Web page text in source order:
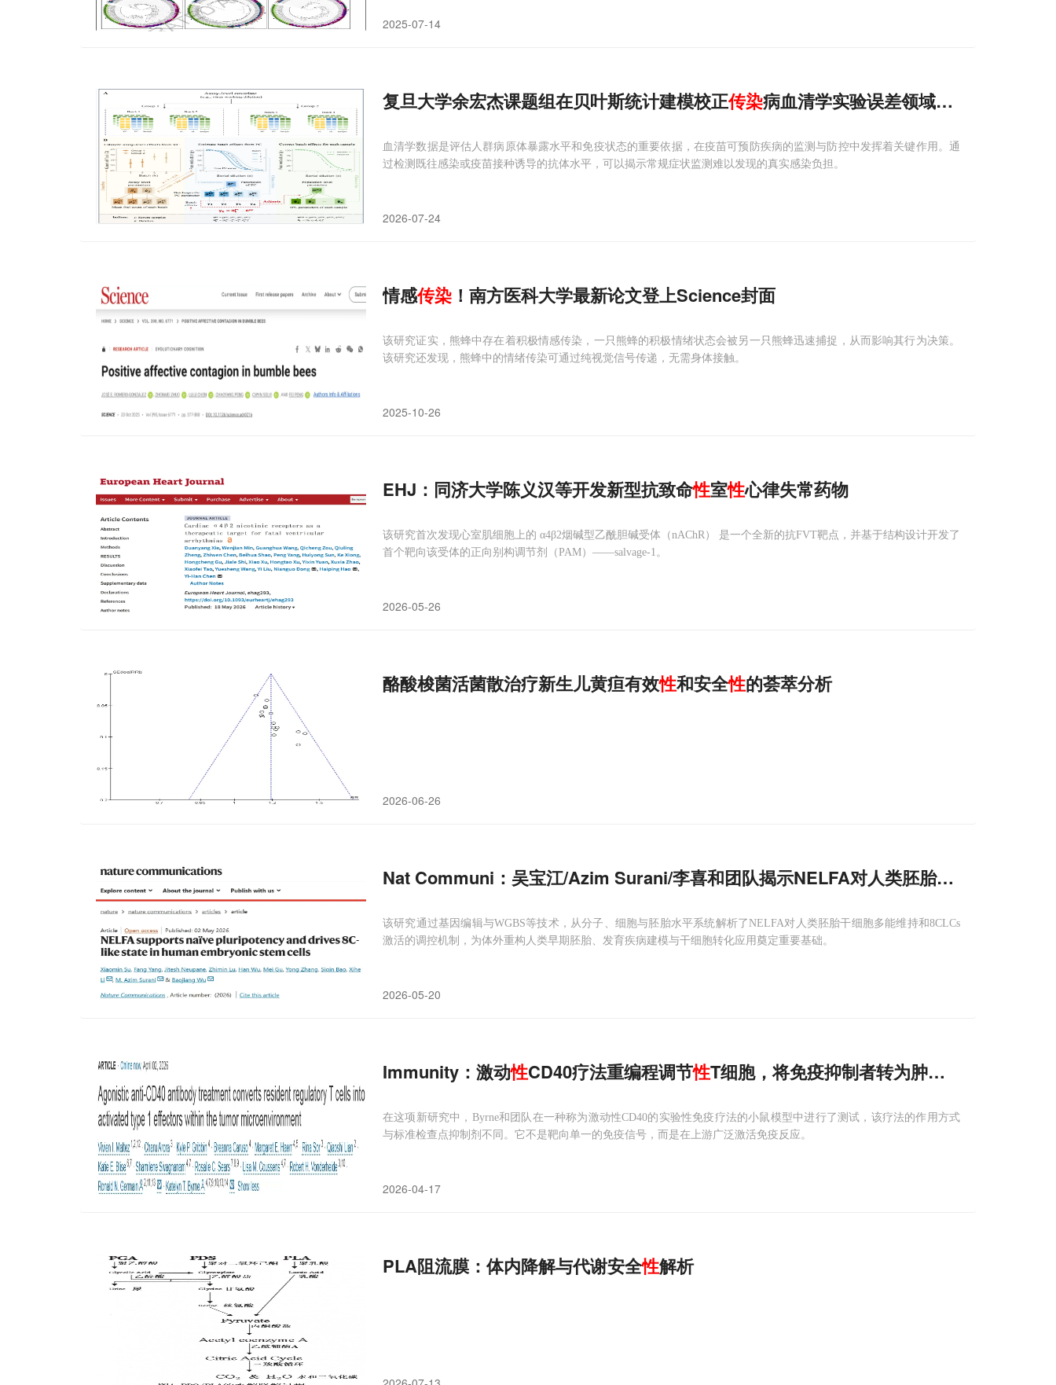
2025-07-14
复旦大学余宏杰课题组在贝叶斯统计建模校正传染病血清学实验误差领域取得重要进展
血清学数据是评估人群病原体暴露水平和免疫状态的重要依据，在疫苗可预防疾病的监测与防控中发挥着关键作用。通
过检测既往感染或疫苗接种诱导的抗体水平，可以揭示常规症状监测难以发现的真实感染负担。
2026-07-24
情感传染 ！南方医科大学最新论文登上Science封面
该研究证实，熊蜂中存在着积极情感传染，一只熊蜂的积极情绪状态会被另一只熊蜂迅速捕捉，从而影响其行为决策。
该研究还发现，熊蜂中的情绪传染可通过纯视觉信号传递，无需身体接触。
2025-10-26
EHJ：同济大学陈义汉等开发新型抗致命性室性心律失常药物
该研究首次发现心室肌细胞上的 α4β2烟碱型乙酰胆碱受体（nAChR） 是一个全新的抗FVT靶点，并基于结构设计开发了
首个靶向该受体的正向别构调节剂（PAM）——salvage-1。
2026-05-26
酪酸梭菌活菌散治疗新生儿黄疸有效性和安全性的荟萃分析
2026-06-26
Nat Communi：吴宝江/Azim Surani/李喜和团队揭示NELFA对人类胚胎干细胞多能
该研究通过基因编辑与WGBS等技术，从分子、细胞与胚胎水平系统解析了NELFA对人类胚胎干细胞多能维持和8CLCs
激活的调控机制，为体外重构人类早期胚胎、发育疾病建模与干细胞转化应用奠定重要基础。
2026-05-20
Immunity：激动性CD40疗法重编程调节性T细胞，将免疫抑制者转为肿瘤杀伤支持者
在这项新研究中，Byrne和团队在一种称为激动性CD40的实验性免疫疗法的小鼠模型中进行了测试，该疗法的作用方式
与标准检查点抑制剂不同。它不是靶向单一的免疫信号，而是在上游广泛激活免疫反应。
2026-04-17
PLA阻流膜：体内降解与代谢安全性解析